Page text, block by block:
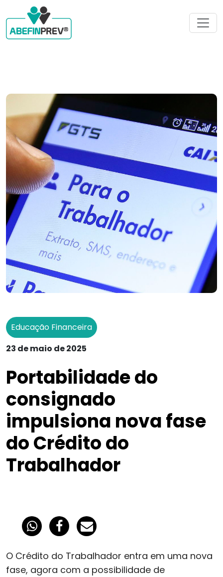
Educação Financeira
23 de maio de 2025
Portabilidade do
consignado
impulsiona nova fase
do Crédito do
Trabalhador
O Crédito do Trabalhador entra em uma nova
fase, agora com a possibilidade de